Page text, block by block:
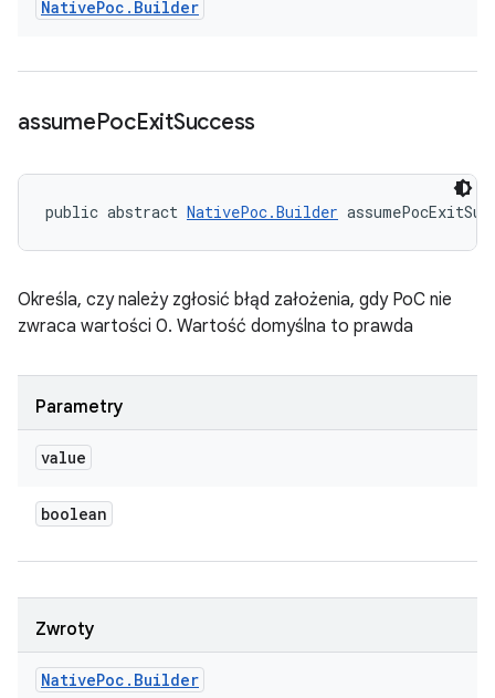
NativePoc . Builder
assumePocExitSuccess
public abstract NativePoc.Builder
Określa, czy należy zgłosić błąd założenia, gdy PoC nie
zwraca wartości 0. Wartość domyślna to prawda
Parametry
value
boolean
Zwroty
NativePoc . Builder